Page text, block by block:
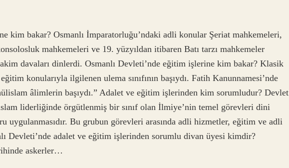
kim bakar? Osmanlı İmparatorluğu’ndaki adli konular Şeriat mahkemeleri,
mahkemeleri ve 19. yüzyıldan itibaren Batı tarzı mahkemeler
davaları dinlerdi. Osmanlı Devleti’nde eğitim işlerine kim bakar? Klasik
konularıyla ilgilenen ulema sınıfının başıydı. Fatih Kanunnamesi’nde
âlimlerin başıydı.” Adalet ve eğitim işlerinden kim sorumludur? Devlet
liderliğinde örgütlenmiş bir sınıf olan İlmiye’nin temel görevleri dini
uygulanmasıdır. Bu grubun görevleri arasında adli hizmetler, eğitim ve adli
Devleti’nde adalet ve eğitim işlerinden sorumlu divan üyesi kimdir?
askerler…